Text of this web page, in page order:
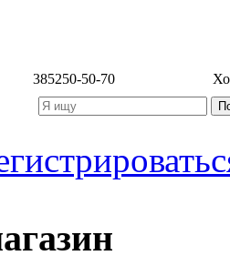
385250-50-70